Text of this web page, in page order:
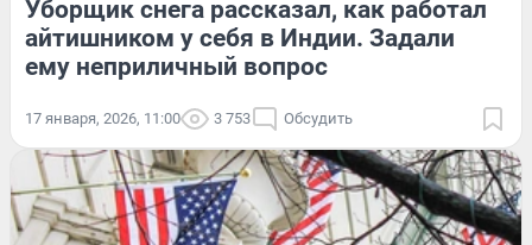
Уборщик снега рассказал, как работал
айтишником у себя в Индии. Задали
ему неприличный вопрос
17 января, 2026, 11:00 3 753 Обсудить